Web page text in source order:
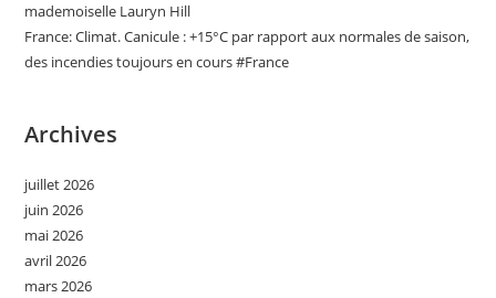
mademoiselle Lauryn Hill
France: Climat. Canicule : +15°C par rapport aux normales de saison,
des incendies toujours en cours #France
Archives
juillet 2026
juin 2026
mai 2026
avril 2026
mars 2026